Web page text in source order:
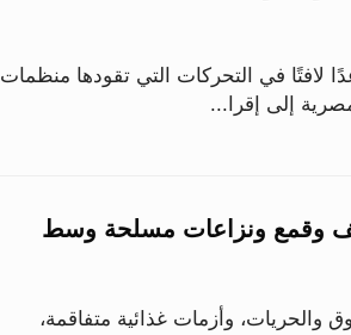
لافتًا في التحركات التي تقودها منظمات
إلى إقرا...
وقمع ونزاعات مسلحة وسط
وأزمات غذائية متفاقمة،